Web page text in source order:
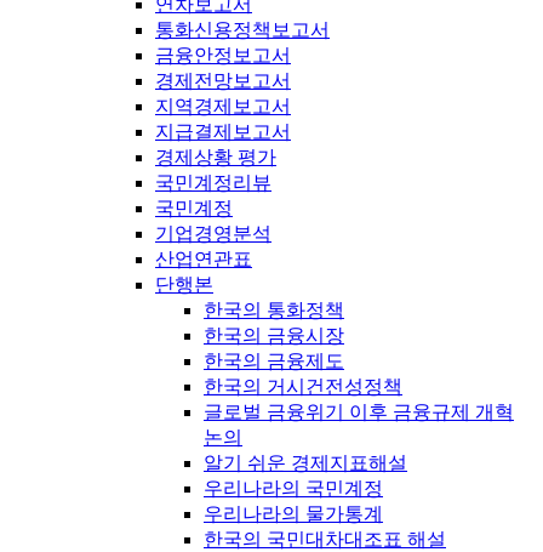
연차보고서
통화신용정책보고서
금융안정보고서
경제전망보고서
지역경제보고서
지급결제보고서
경제상황 평가
국민계정리뷰
국민계정
기업경영분석
산업연관표
단행본
한국의 통화정책
한국의 금융시장
한국의 금융제도
한국의 거시건전성정책
글로벌 금융위기 이후 금융규제 개혁
논의
알기 쉬운 경제지표해설
우리나라의 국민계정
우리나라의 물가통계
한국의 국민대차대조표 해설